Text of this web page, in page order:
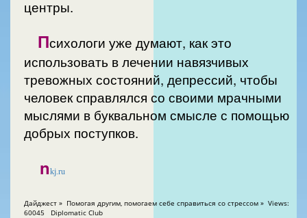
центры.
Психологи уже думают, как это
использовать в лечении навязчивых
тревожных состояний, депрессий, чтобы
человек справлялся со своими мрачными
мыслями в буквальном смысле с помощью
добрых поступков.
nkj.ru
Дайджест » Помогая другим, помогаем себе справиться со стрессом » Views:
60045 Diplomatic Club